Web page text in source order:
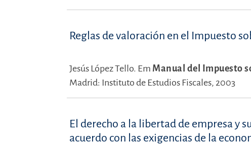
Reglas de valoración en el Impuesto
Jesús López Tello. Em Manual del Impuesto
Madrid: Instituto de Estudios Fiscales, 2003
El derecho a la libertad de empresa y
acuerdo con las exigencias de la